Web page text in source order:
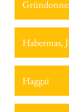
Habermas,
Haggai